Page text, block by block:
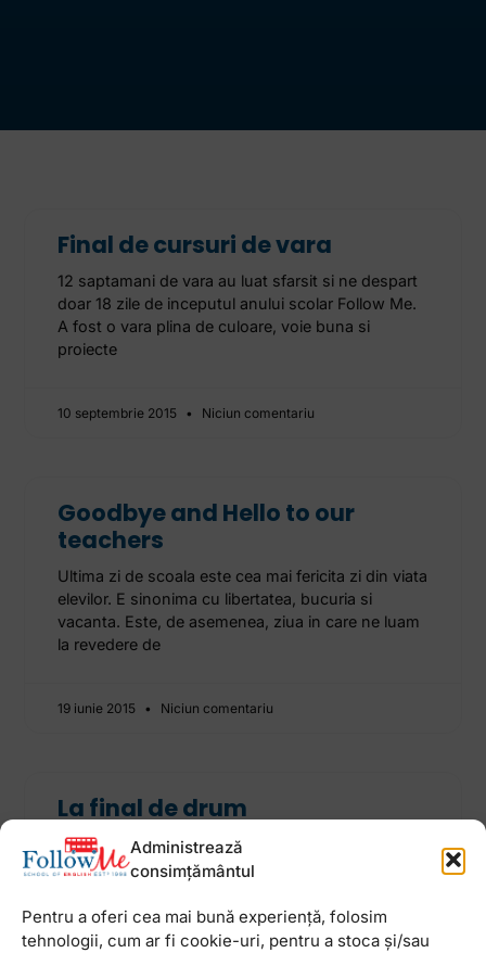
Administrează
consimțământul
Pentru a oferi cea mai bună experiență, folosim
tehnologii, cum ar fi cookie-uri, pentru a stoca și/sau
Final de cursuri de vara
12 saptamani de vara au luat sfarsit si ne despart
doar 18 zile de inceputul anului scolar Follow Me.
A fost o vara plina de culoare, voie buna si
proiecte
10 septembrie 2015 Niciun comentariu
Goodbye and Hello to our
teachers
Ultima zi de scoala este cea mai fericita zi din viata
elevilor. E sinonima cu libertatea, bucuria si
vacanta. Este, de asemenea, ziua in care ne luam
la revedere de
19 iunie 2015 Niciun comentariu
La final de drum
Au fost 8 luni lungi pline de invatare, munca,
inrosiri de lucrari si munca pe branci. Am invatat
format o mica